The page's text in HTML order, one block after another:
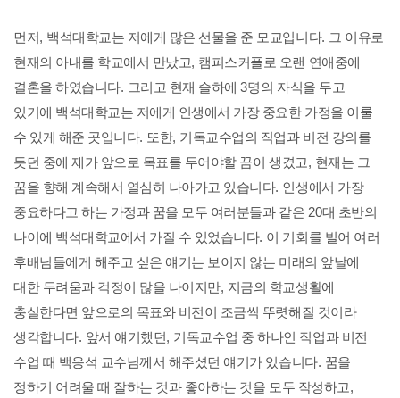
먼저, 백석대학교는 저에게 많은 선물을 준 모교입니다. 그 이유로
현재의 아내를 학교에서 만났고, 캠퍼스커플로 오랜 연애중에
결혼을 하였습니다. 그리고 현재 슬하에3명의 자식을 두고
있기에 백석대학교는 저에게 인생에서 가장 중요한 가정을 이룰
수 있게 해준 곳입니다. 또한, 기독교수업의 직업과 비전 강의를
듯던 중에 제가 앞으로 목표를 두어야할 꿈이 생겼고, 현재는 그
꿈을 향해 계속해서 열심히 나아가고 있습니다. 인생에서 가장
중요하다고 하는 가정과 꿈을 모두 여러분들과 같은 20대 초반의
나이에 백석대학교에서 가질 수 있었습니다. 이 기회를 빌어 여러
후배님들에게 해주고 싶은 얘기는 보이지 않는 미래의 앞날에
대한 두려움과 걱정이 많을 나이지만, 지금의 학교생활에
충실한다면 앞으로의 목표와 비전이 조금씩 뚜렷해질 것이라
생각합니다. 앞서 얘기했던, 기독교수업 중 하나인 직업과 비전
수업 때 백응석 교수님께서 해주셨던 얘기가 있습니다. 꿈을
정하기 어려울 때 잘하는 것과 좋아하는 것을 모두 작성하고,